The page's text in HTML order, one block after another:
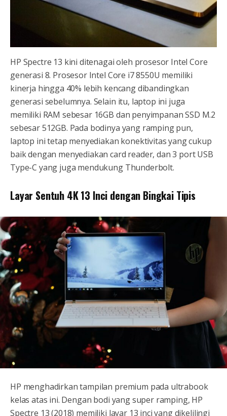
HP Spectre 13 kini ditenagai oleh prosesor Intel Core
generasi 8. Prosesor Intel Core i7 8550U memiliki
kinerja hingga 40% lebih kencang dibandingkan
generasi sebelumnya. Selain itu, laptop ini juga
memiliki RAM sebesar 16GB dan penyimpanan SSD M.2
sebesar 512GB. Pada bodinya yang ramping pun,
laptop ini tetap menyediakan konektivitas yang cukup
baik dengan menyediakan card reader, dan 3 port USB
Type-C yang juga mendukung Thunderbolt.
Layar Sentuh 4K 13 Inci dengan Bingkai Tipis
HP menghadirkan tampilan premium pada ultrabook
kelas atas ini. Dengan bodi yang super ramping, HP
Spectre 13 (2018) memiliki layar 13 inci yang dikelilingi